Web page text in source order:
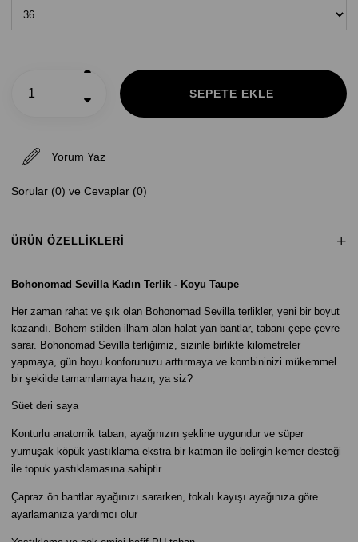
Yorum Yaz
Sorular (0) ve Cevaplar (0)
ÜRÜN ÖZELLIKLERI
Bohonomad Sevilla Kadın Terlik - Koyu Taupe
Her zaman rahat ve şık olan Bohonomad Sevilla terlikler, yeni bir boyut
kazandı. Bohem stilden ilham alan halat yan bantlar, tabanı çepe çevre
sarar. Bohonomad Sevilla terliğimiz, sizinle birlikte kilometreler
yapmaya, gün boyu konforunuzu arttırmaya ve kombininizi mükemmel
bir şekilde tamamlamaya hazır, ya siz?
Süet deri saya
Konturlu anatomik taban, ayağınızın şekline uygundur ve süper
yumuşak köpük yastıklama ekstra bir katman ile belirgin kemer desteği
ile topuk yastıklamasına sahiptir.
Çapraz ön bantlar ayağınızı sararken, tokalı kayışı ayağınıza göre
ayarlamanıza yardımcı olur